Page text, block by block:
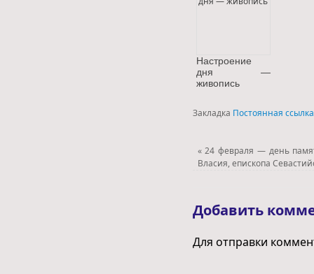
Настроение
дня —
живопись
Закладка Постоянная ссылка
«24 февраля — день
Власия, епископа
Добавить
Для отправки